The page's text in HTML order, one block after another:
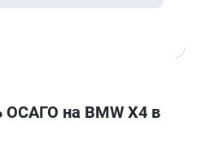
на BMW X4 в